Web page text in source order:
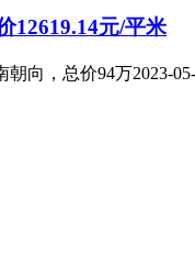
12619.14元/平米
朝向，总价94万2023-